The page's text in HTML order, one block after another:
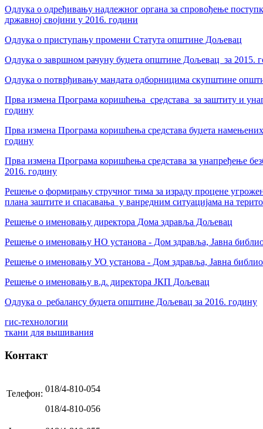
Одлука o одређивању надлежног органа за спровођење
државној својини у 2016. години
Одлука о приступању промени Статута општине Дољевац
Од­лу­ка о за­вр­шном ра­чу­ну бу­џе­та оп­шти­не Дољевац за 2015.
Одлука о потврђивању мандата одборницима скупштине
Прва измена Програма коришћења средстава за заштиту и
годину
Прва измена Програма коришћења средстава буџета
годину
Прва измена Програма коришћења средстава за унапређење
2016. годину
Решење о формирању стручног тима за израду процене
плана заштите и спасавања у ванредним ситуацијама на
Решење о именовању директора Дома здравља Дољевац
Решење о именовању НО установа - Дом здравља, Јавна
Решење о именовању УО установа - Дом здравља, Јавна
Решење о именовању в.д. директора ЈКП Дољевац
Одлука о ребалансу буџета општине Дољевац за 2016. годину
гис-технологии
ткани для вышивания
Контакт
Телефон: 018/4-810-054
018/4-810-056